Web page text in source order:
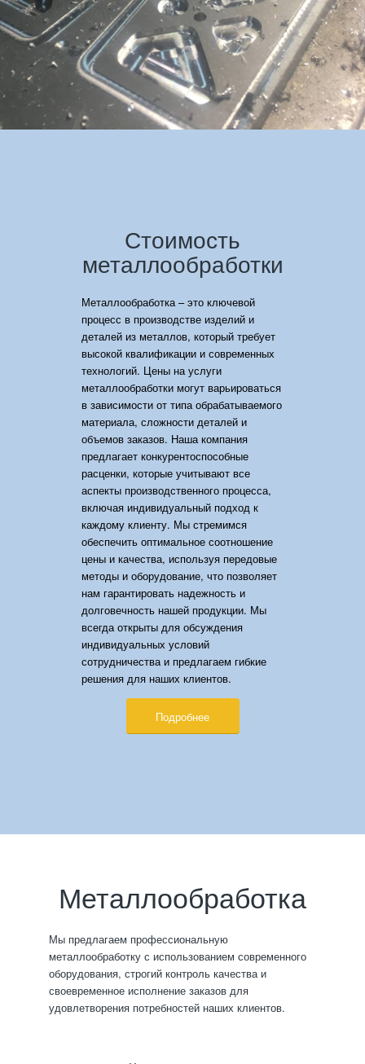
Стоимость
металлообработки
Металлообработка – это ключевой
процесс в производстве изделий и
деталей из металлов, который требует
высокой квалификации и современных
технологий. Цены на услуги
металлообработки могут варьироваться
в зависимости от типа обрабатываемого
материала, сложности деталей и
объемов заказов. Наша компания
предлагает конкурентоспособные
расценки, которые учитывают все
аспекты производственного процесса,
включая индивидуальный подход к
каждому клиенту. Мы стремимся
обеспечить оптимальное соотношение
цены и качества, используя передовые
методы и оборудование, что позволяет
нам гарантировать надежность и
долговечность нашей продукции. Мы
всегда открыты для обсуждения
индивидуальных условий
сотрудничества и предлагаем гибкие
решения для наших клиентов.
Подробнее
Металлообработка
Мы предлагаем профессиональную
металлообработку с использованием современного
оборудования, строгий контроль качества и
своевременное исполнение заказов для
удовлетворения потребностей наших клиентов.